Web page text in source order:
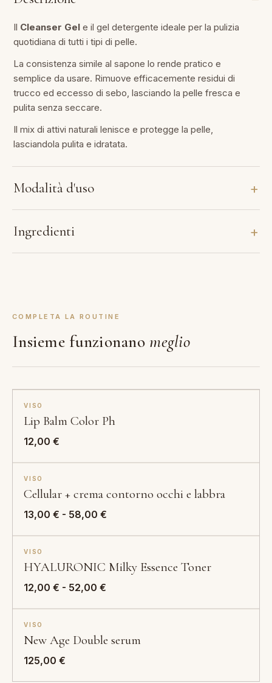
Il Cleanser Gel e il gel detergente ideale per la pulizia
quotidiana di tutti i tipi di pelle.
La consistenza simile al sapone lo rende pratico e
semplice da usare. Rimuove efficacemente residui di
trucco ed eccesso di sebo, lasciando la pelle fresca e
pulita senza seccare.
Il mix di attivi naturali lenisce e protegge la pelle,
lasciandola pulita e idratata.
Modalità d'uso
Ingredienti
COMPLETA LA ROUTINE
Insieme funzionanomeglio
VISO
Lip Balm Color Ph
12,00 €
VISO
Cellular + crema contorno occhi e labbra
13,00 € - 58,00 €
13,00 €
VISO
HYALURONIC Milky Essence Toner
12,00 € - 52,00 €
12,00 €
VISO
New Age Double serum
125,00 €